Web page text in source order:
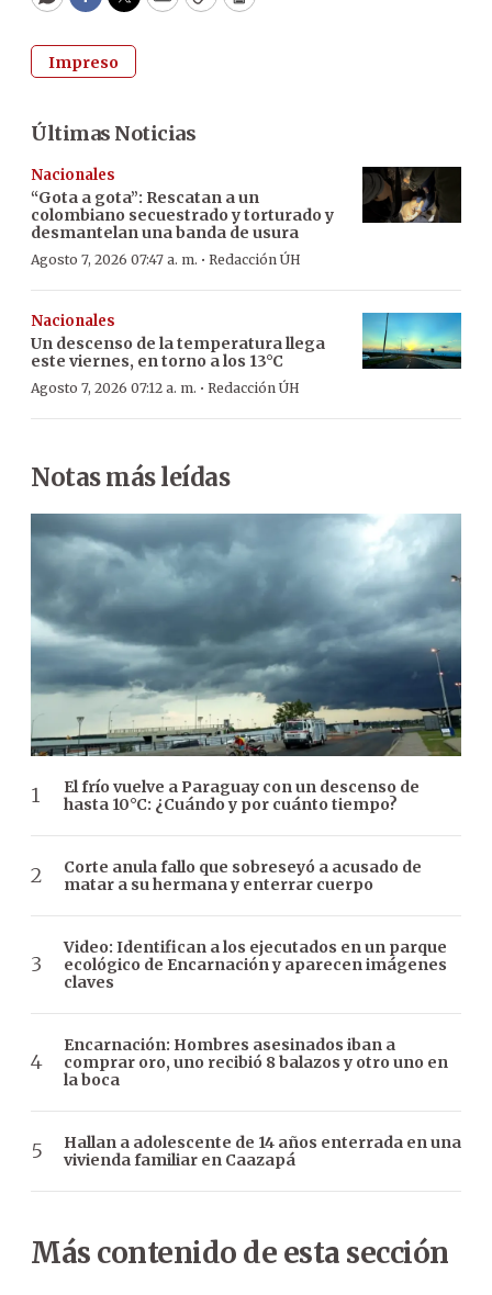
WhatsApp
Facebook
Twitter
EmailCopyPrint
Impreso
Últimas Noticias
Nacionales
“Gota a gota”: Rescatan a un
colombiano secuestrado y torturado y
desmantelan una banda de usura
Agosto 7, 2026 07:47 a. m. · Redacción ÚH
Nacionales
Un descenso de la temperatura llega
este viernes, en torno a los 13°C
Agosto 7, 2026 07:12 a. m. · Redacción ÚH
Notas más leídas
El frío vuelve a Paraguay con un descenso de
hasta 10°C: ¿Cuándo y por cuánto tiempo?
Corte anula fallo que sobreseyó a acusado de
matar a su hermana y enterrar cuerpo
Video: Identifican a los ejecutados en un parque
ecológico de Encarnación y aparecen imágenes
claves
Encarnación: Hombres asesinados iban a
comprar oro, uno recibió 8 balazos y otro uno en
la boca
Hallan a adolescente de 14 años enterrada en una
vivienda familiar en Caazapá
Más contenido de esta sección